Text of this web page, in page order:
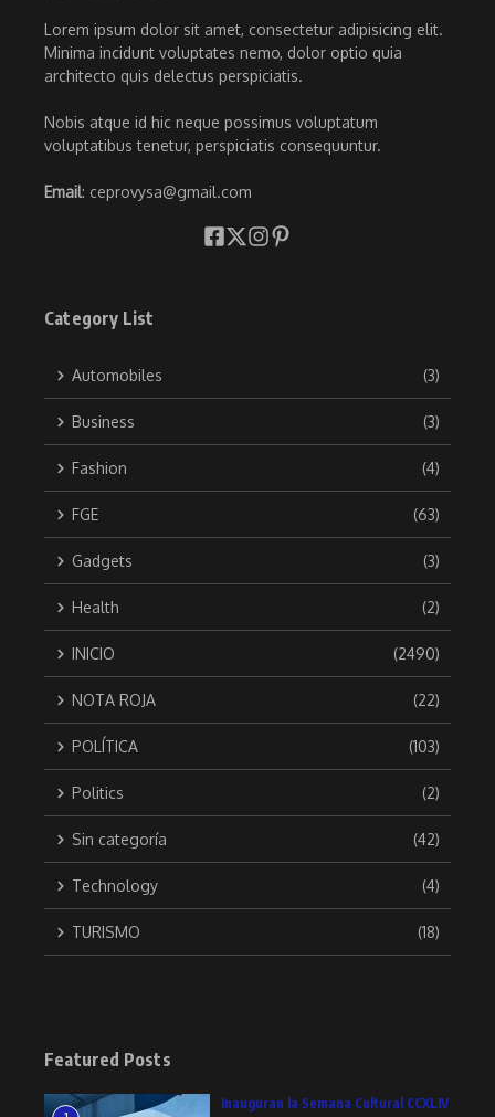
Lorem ipsum dolor sit amet, consectetur adipisicing elit.
Minima incidunt voluptates nemo, dolor optio quia
architecto quis delectus perspiciatis.
Nobis atque id hic neque possimus voluptatum
voluptatibus tenetur, perspiciatis consequuntur.
Email: ceprovysa@gmail.com
Category List
Automobiles (3)
Business (3)
Fashion (4)
FGE (63)
Gadgets (3)
Health (2)
INICIO (2490)
NOTA ROJA (22)
POLÍTICA (103)
Politics (2)
Sin categoría (42)
Technology (4)
TURISMO (18)
Featured Posts
Inauguran la Semana Cultural CCXLIV